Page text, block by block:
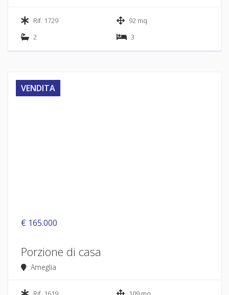
Rif. 1729
92 mq
2
3
VENDITA
€ 165.000
Porzione di casa
Ameglia